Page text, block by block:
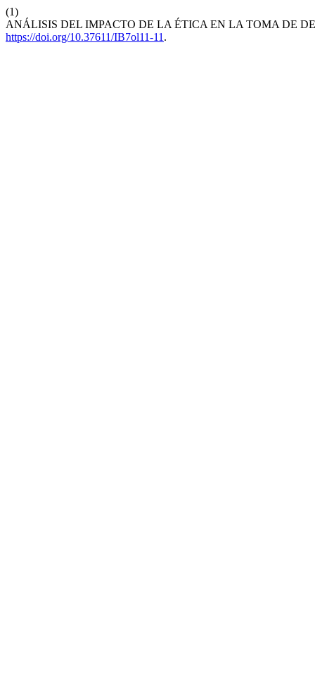
(1)
ANÁLISIS DEL IMPACTO DE LA ÉTICA EN LA TOMA DE
https://doi.org/10.37611/IB7ol11-11 .